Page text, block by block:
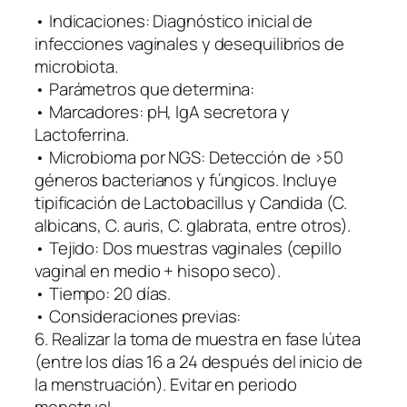
a
g
i
a
l
o
r
N
S
P
e
r
f
• Indicaciones: Diagnóstico inicial de
infecciones vaginales y desequilibrios de
microbiota.
• Parámetros que determina:
• Marcadores: pH, IgA secretora y
Lactoferrina.
• Microbioma por NGS: Detección de >50
géneros bacterianos y fúngicos. Incluye
tipificación de Lactobacillus y Candida (C.
albicans, C. auris, C. glabrata, entre otros).
• Tejido: Dos muestras vaginales (cepillo
vaginal en medio + hisopo seco).
• Tiempo: 20 días.
• Consideraciones previas:
6. Realizar la toma de muestra en fase lútea
(entre los días 16 a 24 después del inicio de
la menstruación). Evitar en periodo